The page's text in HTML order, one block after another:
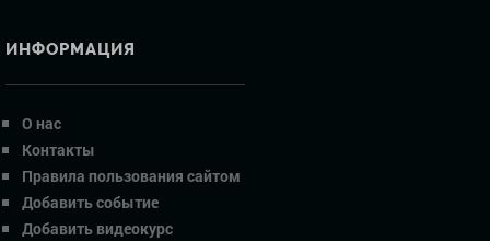
ИНФОРМАЦИЯ
О нас
Контакты
Правила пользования сайтом
Добавить событие
Добавить видеокурс